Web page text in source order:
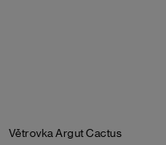
Větrovka ArgutCactus